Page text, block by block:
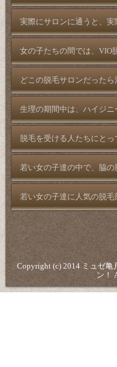
実際にサロンに通うと、実
女の子たちの間では、VIO
どこの脱毛サロンだったら
生理の期間中は、ハイジ
脱毛を受ける人たちにとっ
若い女の子達の中で、脇
若い女の子達に人気の脱
Copyright (c) 2014 ミュゼ
ン！